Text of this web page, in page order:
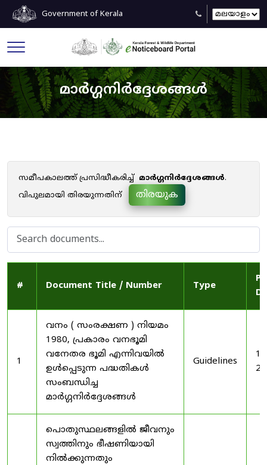
Government of Kerala
മാർഗ്ഗനിർദ്ദേശങ്ങൾ
സമീപകാലത്ത് പ്രസിദ്ധീകരിച്ച് മാർഗ്ഗനിർദ്ദേശങ്ങൾ.
വിപുലമായി തിരയുന്നതിന്
തിരയുക
# Document Title / Number Type
1
വനം ( സംരക്ഷണ ) നിയമം
1980, പ്രകാരം വനഭൂമി
വനേതര ഭൂമി എന്നിവയിൽ
ഉൾപ്പെടുന്ന പദ്ധതികൾ
സംബന്ധിച്ച
മാർഗ്ഗനിർദ്ദേശങ്ങൾ
Guidelines
പൊതുസ്ഥലങ്ങളിൽ ജീവനും
സ്വത്തിനും ഭീഷണിയായി
നിൽക്കുന്നതും